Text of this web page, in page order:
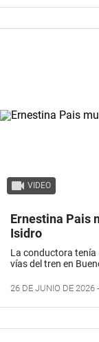
VIDEO
Ernestina Pais
Isidro
La conductora
vías del tren en
26 DE JUNIO DE 2026